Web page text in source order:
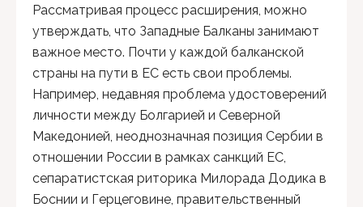
Рассматривая процесс расширения, можно
утверждать, что Западные Балканы занимают
важное место. Почти у каждой балканской
страны на пути в ЕС есть свои проблемы.
Например, недавняя проблема удостоверений
личности между Болгарией и Северной
Македонией, неоднозначная позиция Сербии в
отношении России в рамках санкций ЕС,
сепаратистская риторика Милорада Додика в
Боснии и Герцеговине, правительственный